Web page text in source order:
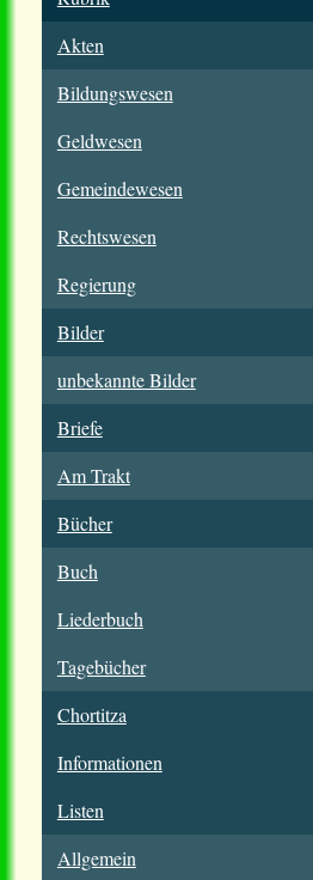
Akten
Bildungswesen
Geldwesen
Gemeindewesen
Rechtswesen
Regierung
Bilder
unbekannte Bilder
Briefe
Am Trakt
Bücher
Buch
Liederbuch
Tagebücher
Chortitza
Informationen
Listen
Allgemein